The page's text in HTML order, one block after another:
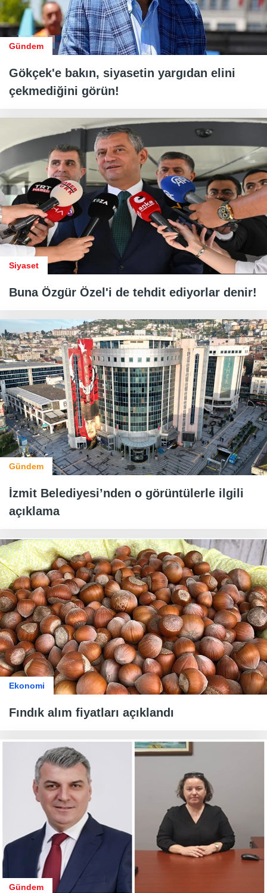
Gündem
Gökçek'e bakın, siyasetin yargıdan elini
çekmediğini görün!
Siyaset
Buna Özgür Özel'i de tehdit ediyorlar denir!
Gündem
İzmit Belediyesi’nden o görüntülerle ilgili
açıklama
Ekonomi
Fındık alım fiyatları açıklandı
Gündem